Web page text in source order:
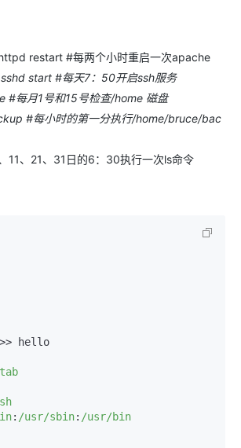
restart #每两个小时重启一次apache
start #每天7：50开启ssh服务
#每月1号和15号检查/home 磁盘
#每小时的第一分执行/home/bruce/bac
11、21、31日的6：30执行一次ls命令
>> hello
: /usr/sbin: /usr/bin